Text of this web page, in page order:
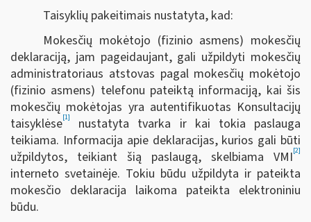
Taisyklių pakeitimais nustatyta, kad:
Mokesčių mokėtojo (fizinio asmens) mokesčių
deklaraciją, jam pageidaujant, gali užpildyti mokesčių
administratoriaus atstovas pagal mokesčių mokėtojo
(fizinio asmens) telefonu pateiktą informaciją, kai šis
mokesčių mokėtojas yra autentifikuotas Konsultacijų
taisyklėse[1]
nustatyta tvarka ir kai tokia paslauga
teikiama. Informacija apie deklaracijas, kurios gali būti
užpildytos, teikiant šią paslaugą, skelbiama VMI[2]
interneto svetainėje. Tokiu būdu užpildyta ir pateikta
mokesčio deklaracija laikoma pateikta elektroniniu
būdu.